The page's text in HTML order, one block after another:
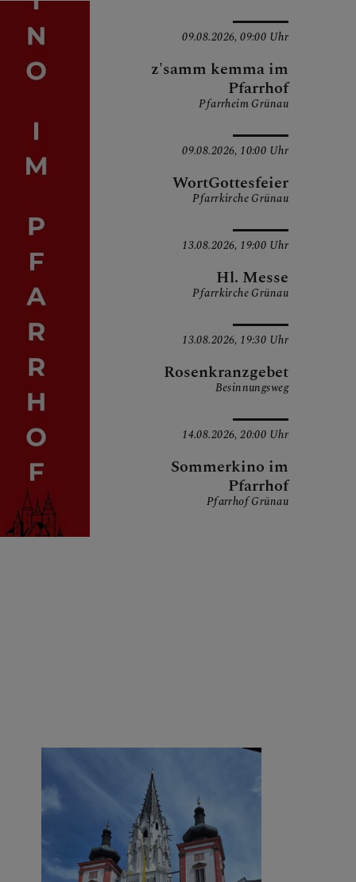
09.08.2026,09:00 Uhr
z'samm kemma im
Pfarrhof
Pfarrheim Grünau
09.08.2026, 10:00 Uhr
WortGottesfeier
Pfarrkirche Grünau
13.08.2026, 19:00 Uhr
Hl. Messe
Pfarrkirche Grünau
13.08.2026, 19:30 Uhr
Rosenkranzgebet
Besinnungsweg
14.08.2026,20:00 Uhr
Sommerkino im
Pfarrhof
Pfarrhof Grünau